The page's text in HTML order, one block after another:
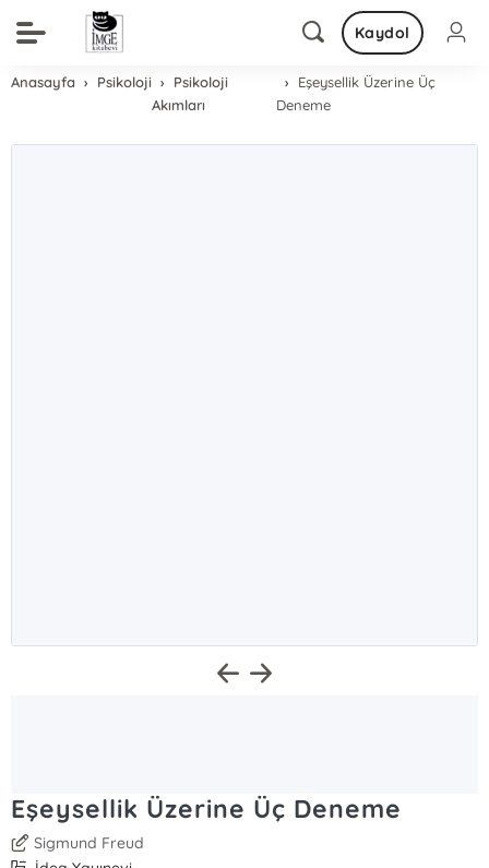
Kaydol
Anasayfa Psikoloji
Psikoloji
Akımları
Eşeysellik Üzerine Üç
Deneme
Eşeysellik Üzerine Üç Deneme
Sigmund Freud